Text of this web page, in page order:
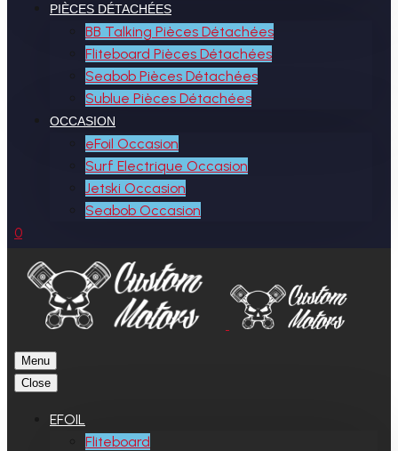
PIÈCES DÉTACHÉES
BB Talking Pièces Détachées
Fliteboard Pièces Détachées
Seabob Pièces Détachées
Sublue Pièces Détachées
OCCASION
eFoil Occasion
Surf Electrique Occasion
Jetski Occasion
Seabob Occasion
0
Menu
Close
EFOIL
Fliteboard